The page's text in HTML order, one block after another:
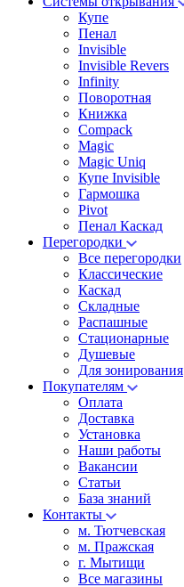
Купе
Пенал
Invisible
Invisible Revers
Infinity
Поворотная
Книжка
Compack
Magic
Magic Uniq
Купе Invisible
Гармошка
Pivot
Пенал Каскад
Перегородки
Все перегородки
Классические
Каскад
Складные
Распашные
Стационарные
Душевые
Для зонирования
Покупателям
Оплата
Доставка
Установка
Наши работы
Вакансии
Статьи
База знаний
Контакты
м. Тютчевская
м. Пражская
г. Мытищи
Все магазины